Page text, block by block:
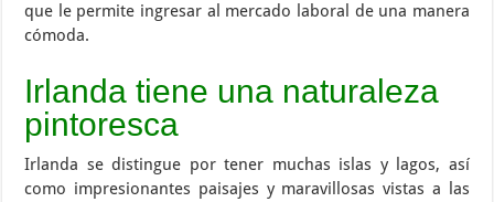
que le permite ingresar al mercado laboral de una manera
cómoda.
Irlanda tiene una naturaleza
pintoresca
Irlanda se distingue por tener muchas islas y lagos, así
como impresionantes paisajes y maravillosas vistas a las